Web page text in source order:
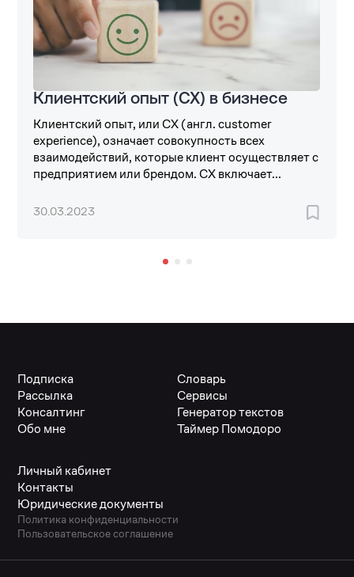
Клиентский опыт (CX) в бизнесе
Клиентский опыт, или CX (англ. customer
experience), означает совокупность всех
взаимодействий, которые клиент осуществляет с
предприятием или брендом. CX включает...
30.03.2023
Подписка
Рассылка
Консалтинг
Обо мне
Словарь
Сервисы
Генератор текстов
Таймер Помодоро
Личный кабинет
Контакты
Юридические документы
Политика конфиденциальности
Пользовательское соглашение